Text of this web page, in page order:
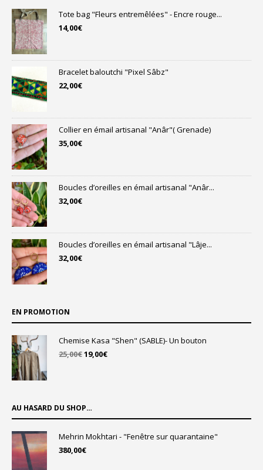
Tote bag "Fleurs entremêlées" - Encre rouge...
14,00€
Bracelet baloutchi "Pixel Sâbz"
22,00€
Collier en émail artisanal "Anâr"( Grenade)
35,00€
Boucles d’oreilles en émail artisanal "Anâr...
32,00€
Boucles d’oreilles en émail artisanal "Lâje...
32,00€
EN PROMOTION
Chemise Kasa "Shen" (SABLE)- Un bouton
25,00€Le
19,00€Le
AU HASARD DU SHOP…
Mehrin Mokhtari - "Fenêtre sur quarantaine"
380,00€